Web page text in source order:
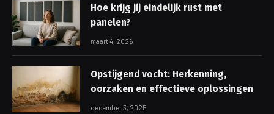
Hoe krijg jij eindelijk rust met
panelen?
maart 4, 2026
Opstijgend vocht: Herkenning,
oorzaken en effectieve oplossingen
december 3, 2025